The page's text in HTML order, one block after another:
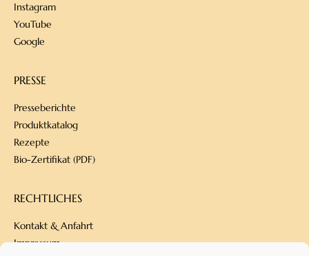
Instagram
YouTube
Google
PRESSE
Presseberichte
Produktkatalog
Rezepte
Bio-Zertifikat (PDF)
RECHTLICHES
Kontakt & Anfahrt
Impressum